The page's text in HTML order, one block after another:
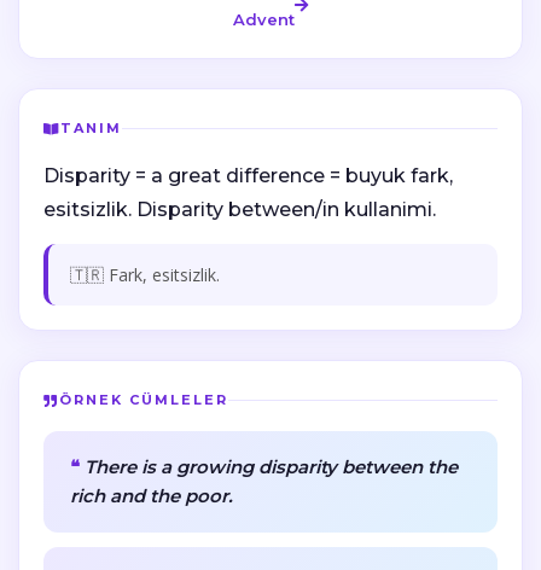
Advent
TANIM
Disparity = a great difference = buyuk fark,
esitsizlik. Disparity between/in kullanimi.
🇹🇷 Fark, esitsizlik.
ÖRNEK CÜMLELER
There is a growing disparity between the
rich and the poor.